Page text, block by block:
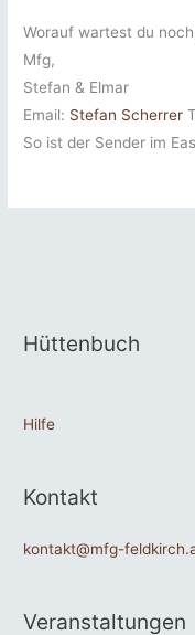
Worauf wartest du
Mfg,
Stefan & Elmar
Email: Stefan Scherrer
So ist der Sender im
Hüttenbuch
Hilfe
Kontakt
kontakt@mfg-
Veranstaltungen